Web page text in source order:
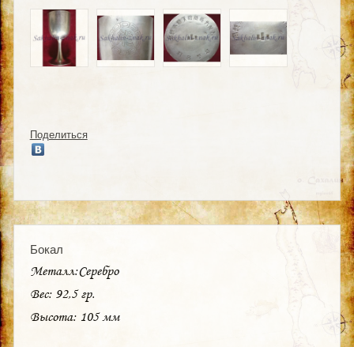
Поделиться
Бокал
Металл:Серебро
Вес: 92,5 гр.
Высота: 105 мм